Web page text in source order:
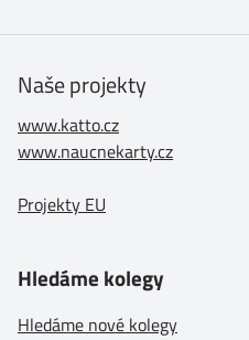
Naše projekty
www.katto.cz
www.naucnekarty.cz
Projekty EU
Hledáme kolegy
Hledáme nové kolegy